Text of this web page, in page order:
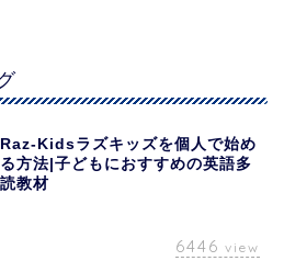
Raz-Kidsラズキッズを個人で始め
る方法|子どもにおすすめの英語多
読教材
6446 view